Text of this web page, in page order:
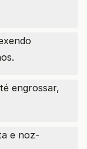
engrossar,
e noz-